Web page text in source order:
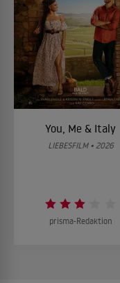
You, Me & Italy
LIEBESFILM • 2026
prisma-Redaktion